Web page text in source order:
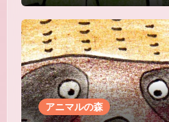
アニマルの森